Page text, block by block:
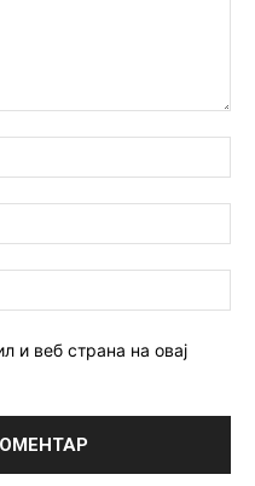
и веб страна на овај